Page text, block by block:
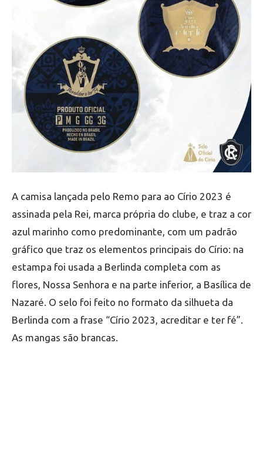
A camisa lançada pelo Remo para ao Círio 2023 é
assinada pela Rei, marca própria do clube, e traz a cor
azul marinho como predominante, com um padrão
gráfico que traz os elementos principais do Círio: na
estampa foi usada a Berlinda completa com as
flores, Nossa Senhora e na parte inferior, a Basílica de
Nazaré. O selo foi feito no formato da silhueta da
Berlinda com a frase “Círio 2023, acreditar e ter fé”.
As mangas são brancas.